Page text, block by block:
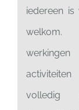
iedereen is
volledig